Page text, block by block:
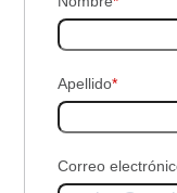
Apellido*
Correo